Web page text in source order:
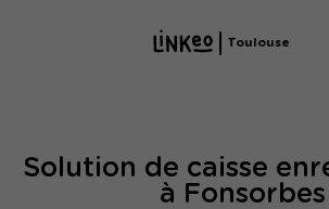
Toulouse
Solution de caisse
à Fonsorbes